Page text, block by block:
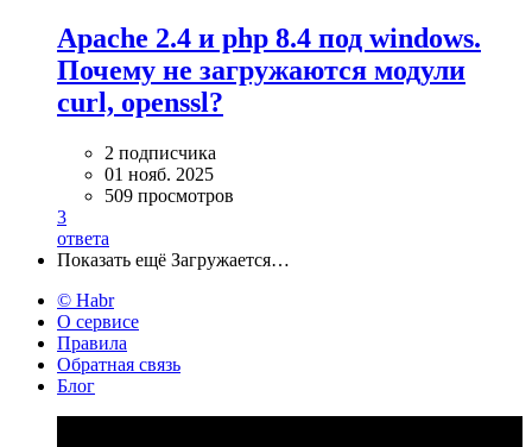
Apache 2.4 и php 8.4 под windows.
Почему не загружаются модули
curl, openssl?
2 подписчика
01 нояб. 2025
509 просмотров
3
ответа
Показать ещё Загружается…
© Habr
О сервисе
Правила
Обратная связь
Блог